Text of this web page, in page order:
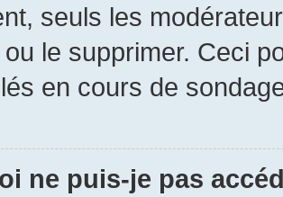
seuls les
le supprimer. Ceci
en cours de
ne puis-je pas